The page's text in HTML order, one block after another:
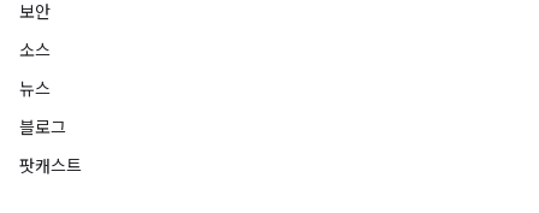
보안
소스
뉴스
블로그
팟캐스트